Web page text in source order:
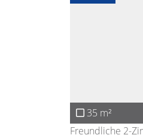
35 m²
Freundliche 2-